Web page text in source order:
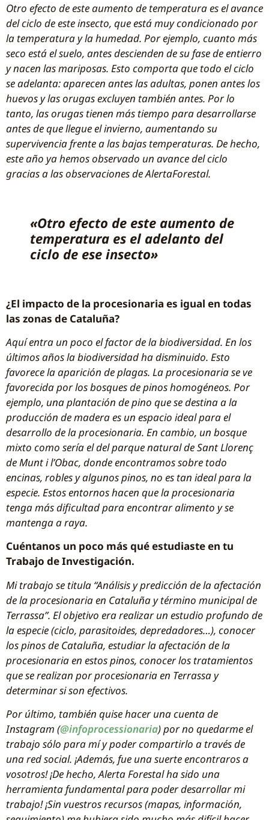
Otro efecto de este aumento de temperatura es el avance
del ciclo de este insecto, que está muy condicionado por
la temperatura y la humedad. Por ejemplo, cuanto más
seco está el suelo, antes descienden de su fase de entierro
y nacen las mariposas. Esto comporta que todo el ciclo
se adelanta: aparecen antes las adultas, ponen antes los
huevos y las orugas excluyen también antes. Por lo
tanto, las orugas tienen más tiempo para desarrollarse
antes de que llegue el invierno, aumentando su
supervivencia frente a las bajas temperaturas. De hecho,
este año ya hemos observado un avance del ciclo
gracias a las observaciones de AlertaForestal.
«Otro efecto de este aumento de
temperatura es el adelanto del
ciclo de ese insecto»
¿El impacto de la procesionaria es igual en todas
las zonas de Cataluña?
Aquí entra un poco el factor de la biodiversidad. En los
últimos años la biodiversidad ha disminuido. Esto
favorece la aparición de plagas. La procesionaria se ve
favorecida por los bosques de pinos homogéneos. Por
ejemplo, una plantación de pino que se destina a la
producción de madera es un espacio ideal para el
desarrollo de la procesionaria. En cambio, un bosque
mixto como sería el del parque natural de Sant Llorenç
de Munt i l’Obac, donde encontramos sobre todo
encinas, robles y algunos pinos, no es tan ideal para la
especie. Estos entornos hacen que la procesionaria
tenga más dificultad para encontrar alimento y se
mantenga a raya.
Cuéntanos un poco más qué estudiaste en tu
Trabajo de Investigación.
Mi trabajo se titula “Análisis y predicción de la afectación
de la procesionaria en Cataluña y término municipal de
Terrassa”. El objetivo era realizar un estudio profundo de
la especie (ciclo, parasitoides, depredadores…), conocer
los pinos de Cataluña, estudiar la afectación de la
procesionaria en estos pinos, conocer los tratamientos
que se realizan por procesionaria en Terrassa y
determinar si son efectivos.
Por último, también quise hacer una cuenta de
Instagram (@infoprocessionaria) por no quedarme el
trabajo sólo para mí y poder compartirlo a través de
una red social. ¡Además, fue una suerte encontraros a
vosotros! ¡De hecho, Alerta Forestal ha sido una
herramienta fundamental para poder desarrollar mi
trabajo! ¡Sin vuestros recursos (mapas, información,